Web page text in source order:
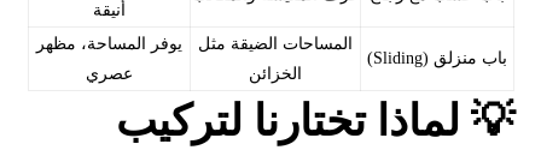
أنيقة
باب منزلق (Sliding)
المساحات الضيقة مثل
الخزائن
يوفر المساحة، مظهر
عصري
💡 لماذا تختارنا لتركيب